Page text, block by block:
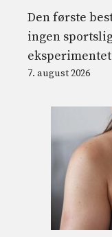
Den første
ingen
eksperimentet
7. august 2026